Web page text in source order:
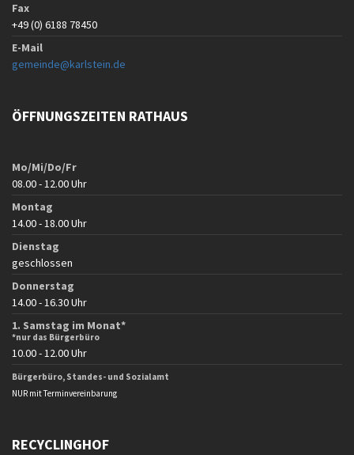
Fax
+49 (0) 6188 78450
E-Mail
gemeinde@karlstein.de
ÖFFNUNGSZEITEN RATHAUS
Mo/Mi/Do/Fr
08.00 - 12.00 Uhr
Montag
14.00 - 18.00 Uhr
Dienstag
geschlossen
Donnerstag
14.00 - 16.30 Uhr
1. Samstag im Monat*
*nur das Bürgerbüro
10.00 - 12.00 Uhr
Bürgerbüro, Standes- und Sozialamt
NUR mit Terminvereinbarung
RECYCLINGHOF